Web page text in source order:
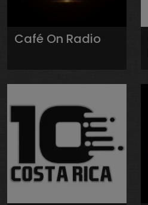
Café On Radio